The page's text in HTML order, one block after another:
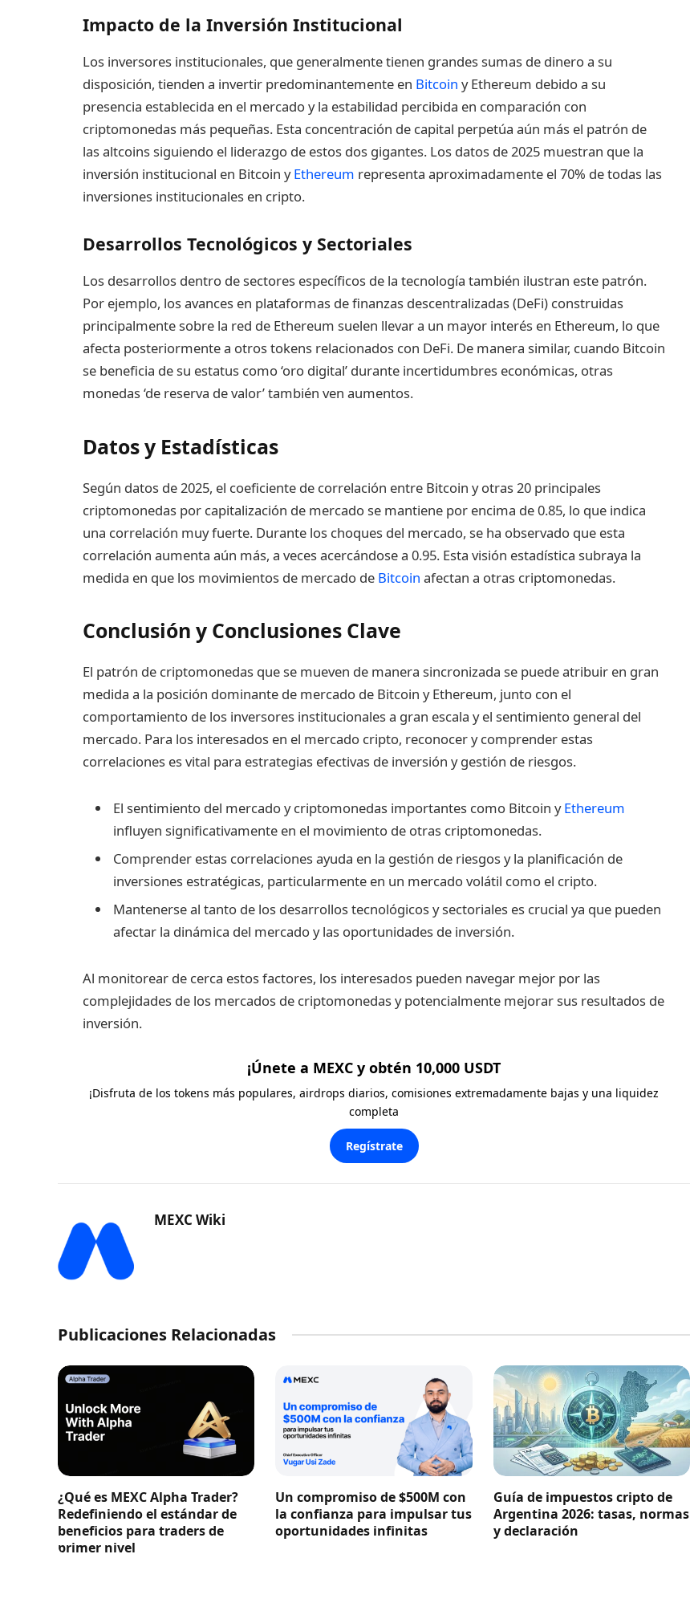
Impacto de la Inversión Institucional
Los inversores institucionales, que generalmente tienen grandes sumas de dinero a su
disposición, tienden a invertir predominantemente en Bitcoin y Ethereum debido a su
presencia establecida en el mercado y la estabilidad percibida en comparación con
criptomonedas más pequeñas. Esta concentración de capital perpetúa aún más el patrón de
las altcoins siguiendo el liderazgo de estos dos gigantes. Los datos de 2025 muestran que la
inversión institucional en Bitcoin yEthereum representa aproximadamente el 70% de todas las
inversiones institucionales en cripto.
Desarrollos Tecnológicos y Sectoriales
Los desarrollos dentro de sectores específicos de la tecnología también ilustran este patrón.
Por ejemplo, los avances en plataformas de finanzas descentralizadas (DeFi) construidas
principalmente sobre la red de Ethereum suelen llevar a un mayor interés en Ethereum, lo que
afecta posteriormente a otros tokens relacionados con DeFi. De manera similar, cuando Bitcoin
se beneficia de su estatus como ‘oro digital’ durante incertidumbres económicas, otras
monedas ‘de reserva de valor’ también ven aumentos.
Datos y Estadísticas
Según datos de 2025, el coeficiente de correlación entre Bitcoin y otras 20 principales
criptomonedas por capitalización de mercado se mantiene por encima de 0.85, lo que indica
una correlación muy fuerte. Durante los choques del mercado, se ha observado que esta
correlación aumenta aún más, a veces acercándose a 0.95. Esta visión estadística subraya la
medida en que los movimientos de mercado de Bitcoin afectan a otras criptomonedas.
Conclusión y Conclusiones Clave
El patrón de criptomonedas que se mueven de manera sincronizada se puede atribuir en gran
medida a la posición dominante de mercado de Bitcoin y Ethereum, junto con el
comportamiento de los inversores institucionales a gran escala y el sentimiento general del
mercado. Para los interesados en el mercado cripto, reconocer y comprender estas
correlaciones es vital para estrategias efectivas de inversión y gestión de riesgos.
El sentimiento del mercado y criptomonedas importantes como Bitcoin yEthereum
influyen significativamente en el movimiento de otras criptomonedas.
Comprender estas correlaciones ayuda en la gestión de riesgos y la planificación de
inversiones estratégicas, particularmente en un mercado volátil como el cripto.
Mantenerse al tanto de los desarrollos tecnológicos y sectoriales es crucial ya que pueden
afectar la dinámica del mercado y las oportunidades de inversión.
Al monitorear de cerca estos factores, los interesados pueden navegar mejor por las
complejidades de los mercados de criptomonedas y potencialmente mejorar sus resultados de
inversión.
¡Únete a MEXC y obtén 10,000 USDT
¡Disfruta de los tokens más populares, airdrops diarios, comisiones extremadamente bajas y una liquidez
completa
Regístrate
MEXC Wiki
Publicaciones Relacionadas
¿Qué es MEXC Alpha Trader?
Redefiniendo el estándar de
beneficios para traders de
primer nivel
Un compromiso de $500M con
la confianza para impulsar tus
oportunidades infinitas
Guía de impuestos cripto de
Argentina 2026: tasas, normas
y declaración